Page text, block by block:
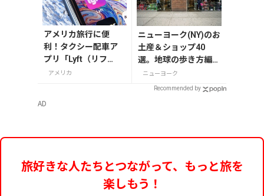
アメリカ旅行に便
利！タクシー配車ア
プリ「Lyft（リフ
ト）」の登録・利用
アメリカ
ニューヨーク(NY)のお
土産＆ショップ40
選。地球の歩き方編集
者セレクト！
ニューヨーク
Recommended by
AD
旅好きな人たちとつながって、もっと旅を
楽しもう！